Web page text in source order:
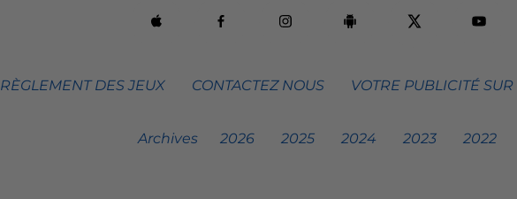
RÈGLEMENT DES JEUX CONTACTEZ NOUS VOTRE PUBLICITÉ
Archives 2026 2025 2024 2023 2022